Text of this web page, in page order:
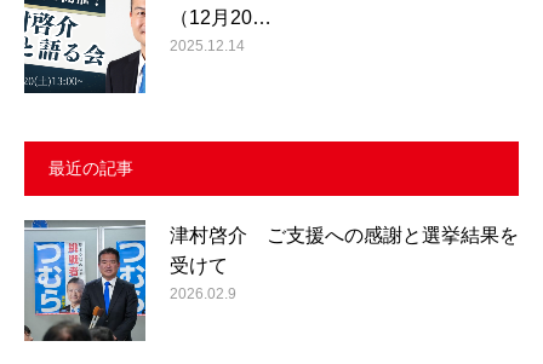
（12月20…
2025.12.14
最近の記事
津村啓介 ご支援への感謝と選挙結果を
受けて
2026.02.9